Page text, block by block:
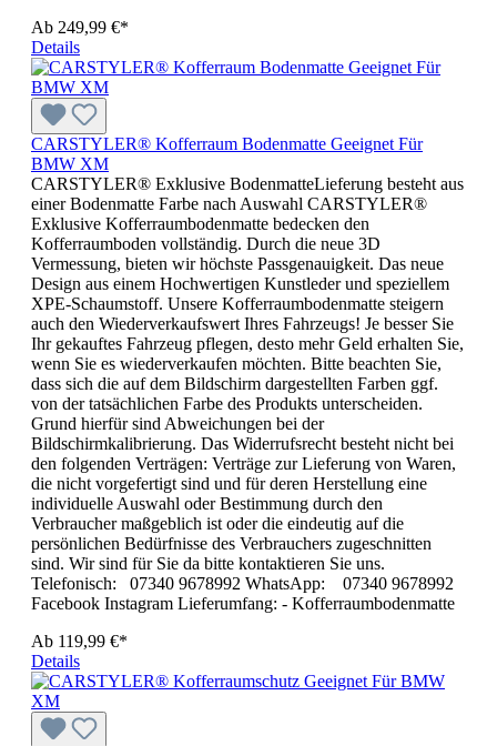
Ab 249,99 €*
Details
CARSTYLER® Kofferraum Bodenmatte Geeignet Für
BMW XM
CARSTYLER® Exklusive BodenmatteLieferung besteht aus
einer Bodenmatte Farbe nach Auswahl CARSTYLER®
Exklusive Kofferraumbodenmatte bedecken den
Kofferraumboden vollständig. Durch die neue 3D
Vermessung, bieten wir höchste Passgenauigkeit. Das neue
Design aus einem Hochwertigen Kunstleder und speziellem
XPE-Schaumstoff. Unsere Kofferraumbodenmatte steigern
auch den Wiederverkaufswert Ihres Fahrzeugs! Je besser Sie
Ihr gekauftes Fahrzeug pflegen, desto mehr Geld erhalten Sie,
wenn Sie es wiederverkaufen möchten. Bitte beachten Sie,
dass sich die auf dem Bildschirm dargestellten Farben ggf.
von der tatsächlichen Farbe des Produkts unterscheiden.
Grund hierfür sind Abweichungen bei der
Bildschirmkalibrierung. Das Widerrufsrecht besteht nicht bei
den folgenden Verträgen: Verträge zur Lieferung von Waren,
die nicht vorgefertigt sind und für deren Herstellung eine
individuelle Auswahl oder Bestimmung durch den
Verbraucher maßgeblich ist oder die eindeutig auf die
persönlichen Bedürfnisse des Verbrauchers zugeschnitten
sind. Wir sind für Sie da bitte kontaktieren Sie uns.
Telefonisch: 07340 9678992 WhatsApp: 07340 9678992
Facebook Instagram Lieferumfang: - Kofferraumbodenmatte
Ab 119,99 €*
Details